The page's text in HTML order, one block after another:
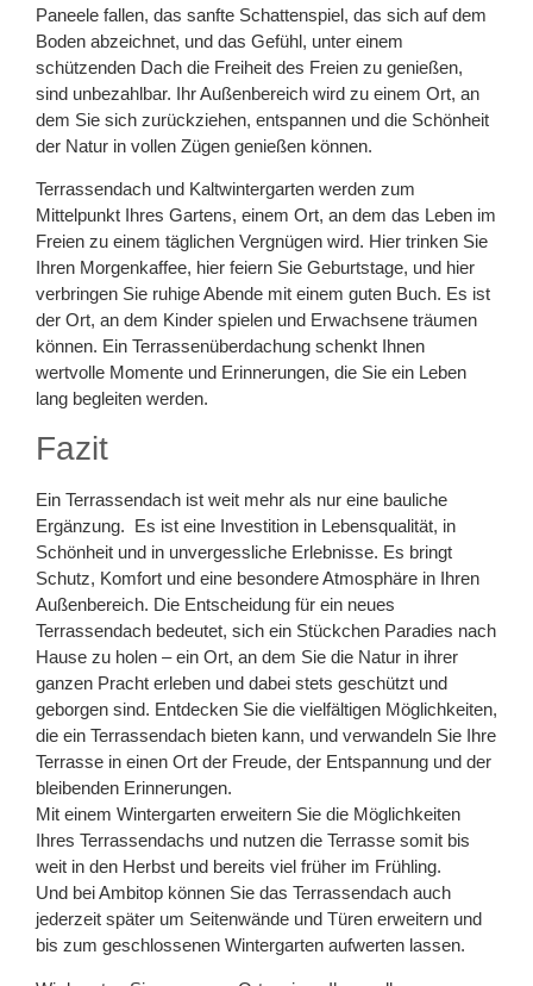
Paneele fallen, das sanfte Schattenspiel, das sich auf dem
Boden abzeichnet, und das Gefühl, unter einem
schützenden Dach die Freiheit des Freien zu genießen,
sind unbezahlbar. Ihr Außenbereich wird zu einem Ort, an
dem Sie sich zurückziehen, entspannen und die Schönheit
der Natur in vollen Zügen genießen können.
Terrassendach und Kaltwintergarten werden zum
Mittelpunkt Ihres Gartens, einem Ort, an dem das Leben im
Freien zu einem täglichen Vergnügen wird. Hier trinken Sie
Ihren Morgenkaffee, hier feiern Sie Geburtstage, und hier
verbringen Sie ruhige Abende mit einem guten Buch. Es ist
der Ort, an dem Kinder spielen und Erwachsene träumen
können. Ein Terrassenüberdachung schenkt Ihnen
wertvolle Momente und Erinnerungen, die Sie ein Leben
lang begleiten werden.
Fazit
Ein Terrassendach ist weit mehr als nur eine bauliche
Ergänzung. Es ist eine Investition in Lebensqualität, in
Schönheit und in unvergessliche Erlebnisse. Es bringt
Schutz, Komfort und eine besondere Atmosphäre in Ihren
Außenbereich. Die Entscheidung für ein neues
Terrassendach bedeutet, sich ein Stückchen Paradies nach
Hause zu holen – ein Ort, an dem Sie die Natur in ihrer
ganzen Pracht erleben und dabei stets geschützt und
geborgen sind. Entdecken Sie die vielfältigen Möglichkeiten,
die ein Terrassendach bieten kann, und verwandeln Sie Ihre
Terrasse in einen Ort der Freude, der Entspannung und der
bleibenden Erinnerungen.
Mit einem Wintergarten erweitern Sie die Möglichkeiten
Ihres Terrassendachs und nutzen die Terrasse somit bis
weit in den Herbst und bereits viel früher im Frühling.
Und bei Ambitop können Sie das Terrassendach auch
jederzeit später um Seitenwände und Türen erweitern und
bis zum geschlossenen Wintergarten aufwerten lassen.